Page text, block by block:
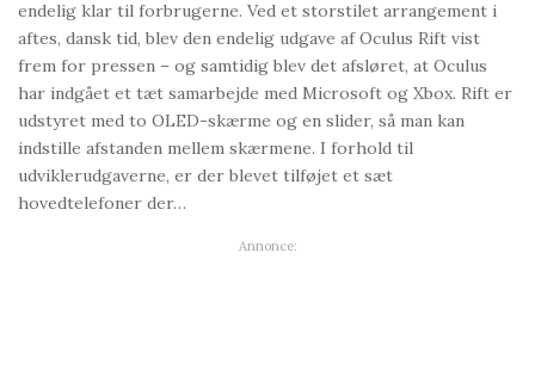
endelig klar til forbrugerne. Ved et storstilet arrangement i
aftes, dansk tid, blev den endelig udgave af Oculus Rift vist
frem for pressen – og samtidig blev det afsløret, at Oculus
har indgået et tæt samarbejde med Microsoft og Xbox. Rift er
udstyret med to OLED-skærme og en slider, så man kan
indstille afstanden mellem skærmene. I forhold til
udviklerudgaverne, er der blevet tilføjet et sæt
hovedtelefoner der…
Annonce: